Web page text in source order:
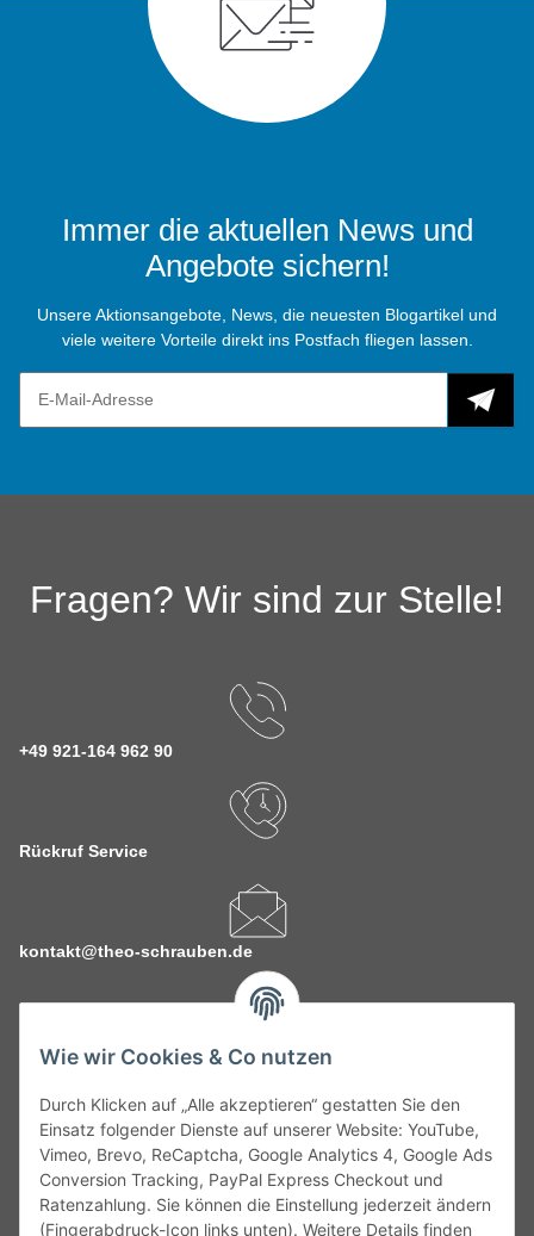
Wie wir Cookies & Co nutzen
Durch Klicken auf „Alle akzeptieren“ gestatten Sie den
Einsatz folgender Dienste auf unserer Website: YouTube,
Vimeo, Brevo, ReCaptcha, Google Analytics 4, Google Ads
Conversion Tracking, PayPal Express Checkout und
Ratenzahlung. Sie können die Einstellung jederzeit ändern
(Fingerabdruck-Icon links unten). Weitere Details finden
Immer die aktuellen News und
Angebote sichern!
Unsere Aktionsangebote, News, die neuesten Blogartikel und
viele weitere Vorteile direkt ins Postfach fliegen lassen.
Fragen? Wir sind zur Stelle!
+49 921-164 962 90
Rückruf Service
kontakt@theo-schrauben.de
Service
Gesetzliche Informationen